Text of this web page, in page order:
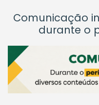
Comunicação
durante o